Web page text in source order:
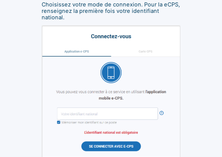
Choisissez votre mode de connexion. Pour la eCPS,
renseignez la première fois votre identifiant
national.